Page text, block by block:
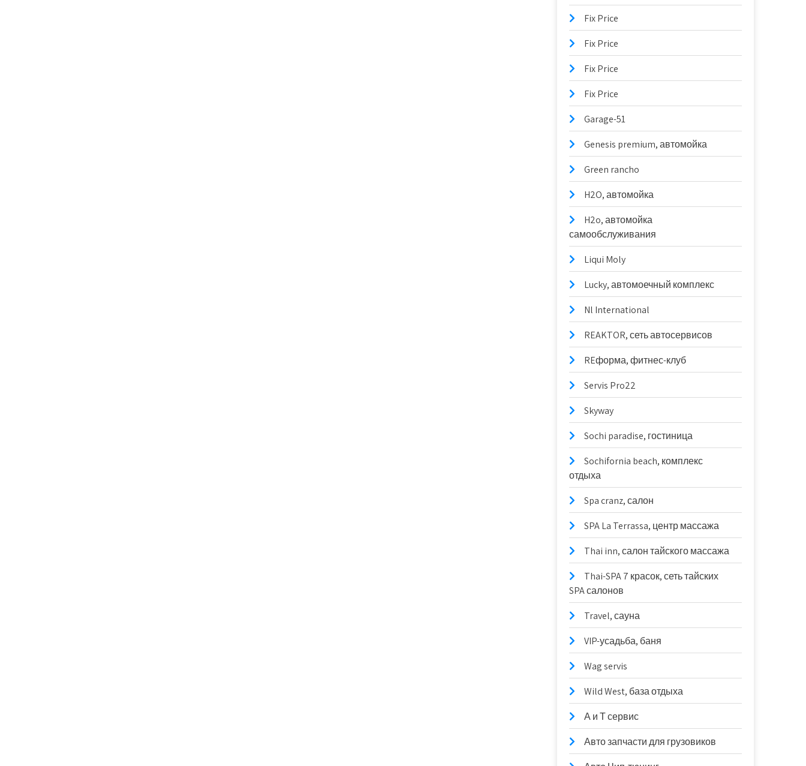
Fix Price
Fix Price
Fix Price
Fix Price
Garage-51
Genesis premium, автомойка
Green rancho
H2O, автомойка
H2o, автомойка
самообслуживания
Liqui Moly
Lucky, автомоечный комплекс
Nl International
REAKTOR, сеть автосервисов
REформа, фитнес-клуб
Servis Pro22
Skyway
Sochi paradise, гостиница
Sochifornia beach, комплекс
отдыха
Spa cranz, салон
SPA La Terrassa, центр массажа
Thai inn, салон тайского массажа
Thai-SPA 7 красок, сеть тайских
SPA салонов
Travel, сауна
VIP-усадьба, баня
Wag servis
Wild West, база отдыха
А и Т сервис
Авто запчасти для грузовиков